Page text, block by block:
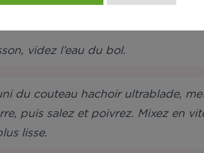
videz l’eau du bol.
du couteau hachoir ultrablade,
puis salez et poivrez. Mixez en
lisse.